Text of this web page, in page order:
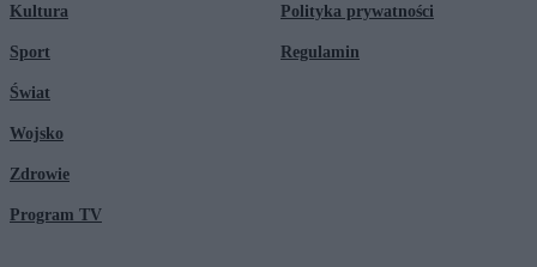
Kultura
Sport
Świat
Wojsko
Zdrowie
Program TV
Polityka prywatności
Regulamin